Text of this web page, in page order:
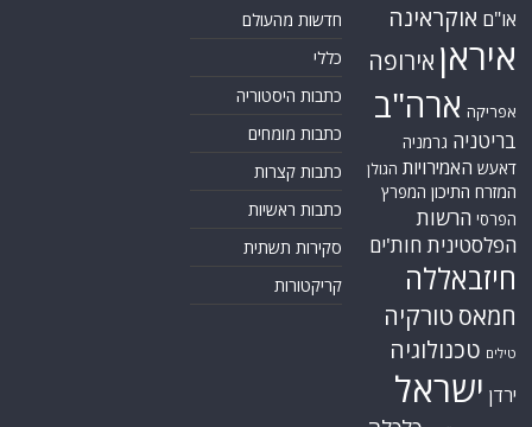
או"ם אוקראינה
איראן אירופה
אפריקה ארה"ב
בריטניה גרמניה
דאעש האמירויות הגולן
המזרח התיכון המפרץ
הפרסי הרשות
הפלסטינית חות'ים
חיזבאללה
חמאס טורקיה
טילים טכנולוגיה
ירדן ישראל
חדשות מהעולם
כללי
כתבות היסטוריה
כתבות מומחים
כתבות קצרות
כתבות ראשיות
סקירות תשתית
קריקטורות